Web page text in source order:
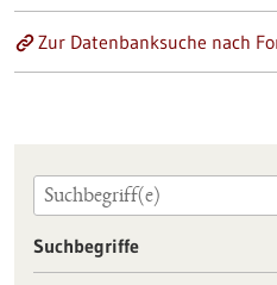
Zur Datenbanksuche nach
Suchbegriffe